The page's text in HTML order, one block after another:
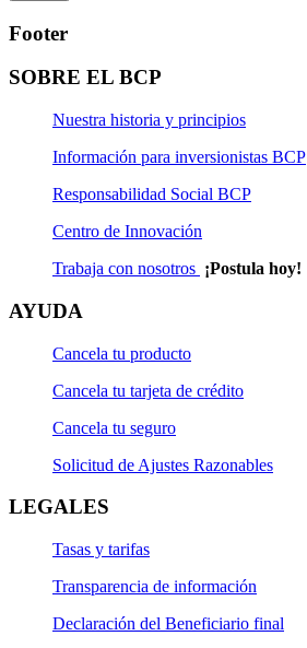
Footer
SOBRE EL BCP
Nuestra historia y principios
Información para inversionistas BCP
Responsabilidad Social BCP
Centro de Innovación
Trabaja con nosotros ¡Postula hoy!
AYUDA
Cancela tu producto
Cancela tu tarjeta de crédito
Cancela tu seguro
Solicitud de Ajustes Razonables
LEGALES
Tasas y tarifas
Transparencia de información
Declaración del Beneficiario final